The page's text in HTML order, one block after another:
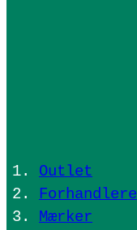
Outlet
Forhandlere
Mærker